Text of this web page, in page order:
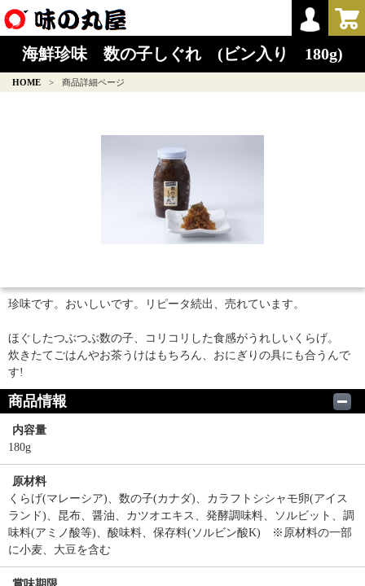
海鮮珍味 数の子しぐれ (ビン入り 180g)
HOME > 商品詳細ページ
珍味です。おいしいです。リピータ続出、売れています。
ほぐしたつぶつぶ数の子、コリコリした食感がうれしいくらげ。
炊きたてごはんやお茶うけはもちろん、おにぎりの具にも合うんで
す!
商品情報
内容量
180g
原材料
くらげ(マレーシア)、数の子(カナダ)、カラフトシシャモ卵(アイス
ランド)、昆布、醤油、カツオエキス、発酵調味料、ソルビット、調
味料(アミノ酸等)、酸味料、保存料(ソルビン酸K) ※原材料の一部
に小麦、大豆を含む